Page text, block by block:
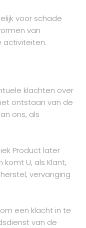
voor schade
van
activiteiten.
klachten over
ontstaan van de
ons, als
Product later
U, als Klant,
vervanging
een klacht in te
van de